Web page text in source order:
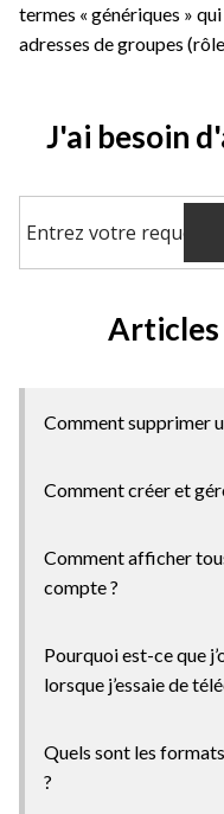
termes « génériques »
adresses de groupes
J'ai besoin
Articles
Comment supprimer
Comment créer et
Comment afficher
compte ?
Pourquoi est-ce que
lorsque j’essaie de
Quels sont les
?